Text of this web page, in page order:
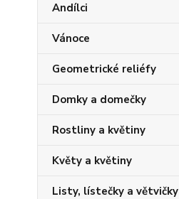
Andílci
Vánoce
Geometrické reliéfy
Domky a domečky
Rostliny a květiny
Květy a květiny
Listy, lístečky a větvičky